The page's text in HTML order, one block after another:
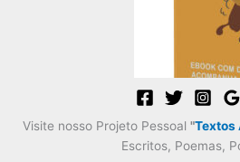
Visite nosso Projeto Pessoal "Textos
Escritos, Poemas,